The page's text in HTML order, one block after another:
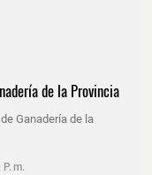
de la Provincia
Ganadería de la
M.